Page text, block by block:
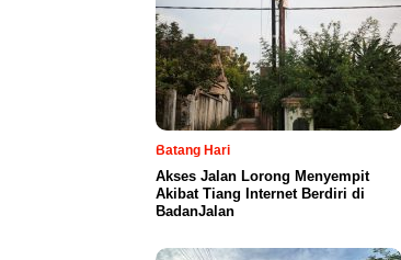
Batang Hari
Akses Jalan Lorong Menyempit
Akibat Tiang Internet Berdiri di
BadanJalan